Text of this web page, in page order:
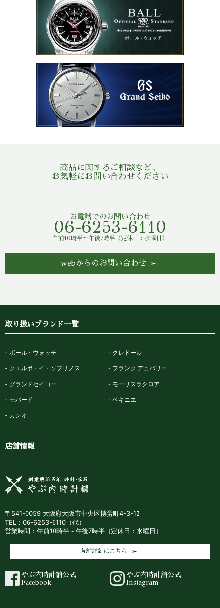
商品に関するご相談など、
お気軽にお問い合わせください
お電話でのお問い合わせ
06-6253-6110
午前10時半～午後7時半（定休日：水曜日）
webからのお問い合わせ
取り扱いブランド一覧
ボール・ウォッチ クレドール
クエルボ・イ・ソブリノス フランク デュバリー
グランドセイコー モーリスラクロア
モバード ペキニエ
カシオ
店舗情報
〒541-0059 大阪府大阪市中央区博労町4-3-12
TEL：06-6253-6110（代）
営業時間：午前10時半～午後7時半（定休日：水曜日）
店舗詳細はこちら
やぶ内時計舗公式
Facebook
やぶ内時計舗公式
Instagram